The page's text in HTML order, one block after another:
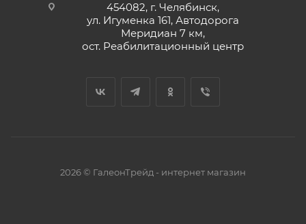
454082, г. Челябинск,
ул. Игуменка 161, Автодорога
Меридиан 7 км,
ост. Реабилитационный центр
2026 © ГалеонТрейд - интернет магазин